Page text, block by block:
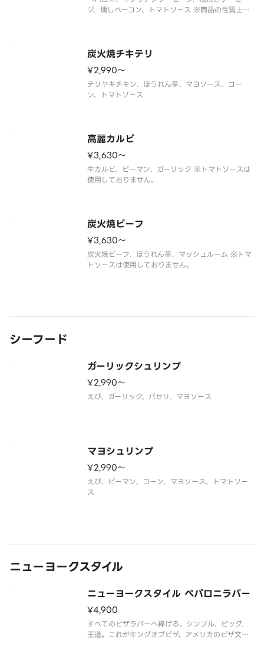
ジ、燻しベーコン、トマトソース ※商品の性質上、
炭火焼チキテリ
¥2,990〜
テリヤキチキン、ほうれん草、マヨソース、コー
ン、トマトソース
高麗カルビ
¥3,630〜
牛カルビ、ピーマン、ガーリック ※トマトソースは
使用しておりません。
炭火焼ビーフ
¥3,630〜
炭火焼ビーフ、ほうれん草、マッシュルーム ※トマ
トソースは使用しておりません。
シーフード
ガーリックシュリンプ
¥2,990〜
えび、ガーリック、パセリ、マヨソース
マヨシュリンプ
¥2,990〜
えび、ピーマン、コーン、マヨソース、トマトソー
ス
ニューヨークスタイル
ニューヨークスタイル ペパロニラバー
¥4,900
すべてのピザラバーへ捧げる。シンプル、ビッグ、
王道。これがキングオブピザ。アメリカのピザ文化